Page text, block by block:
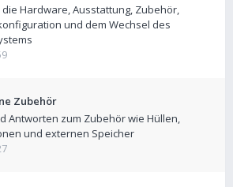
Hardware, Ausstattung, Zubehör,
und dem Wechsel des
Zubehör
Antworten zum Zubehör wie Hüllen,
und externen Speicher